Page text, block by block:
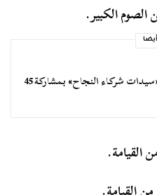
انطلاق مؤتمر «سيدات شركاء النجاح» بمشاركة 45